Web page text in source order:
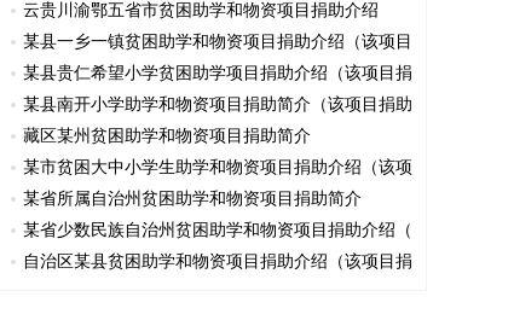
云贵川渝鄂五省市贫困助学和物资项目捐助介绍
某县一乡一镇贫困助学和物资项目捐助介绍（该项目
某县贵仁希望小学贫困助学项目捐助介绍（该项目捐
某县南开小学助学和物资项目捐助简介（该项目捐助
藏区某州贫困助学和物资项目捐助简介
某市贫困大中小学生助学和物资项目捐助介绍（该项
某省所属自治州贫困助学和物资项目捐助简介
某省少数民族自治州贫困助学和物资项目捐助介绍（
自治区某县贫困助学和物资项目捐助介绍（该项目捐